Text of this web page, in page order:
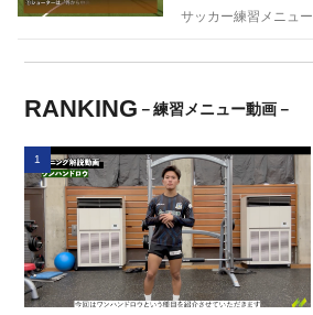
サッカー練習メニュー
RANKING －練習メニュー動画－
1